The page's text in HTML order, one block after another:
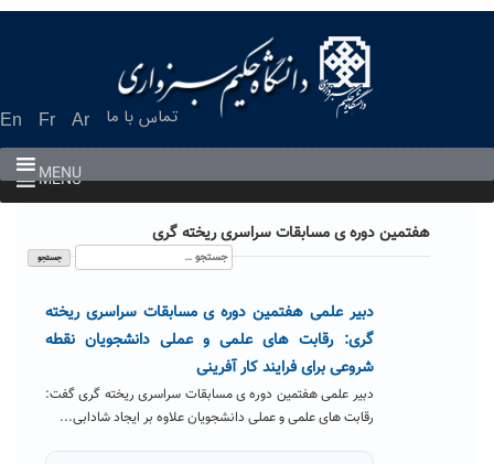
En Fr Ar تماس با ما
MENU
MENU
هفتمین دوره ی مسابقات سراسری ریخته گری
جستجو
برای:
دبیر علمی هفتمین دوره ی مسابقات سراسری ریخته
گری: رقابت های علمی و عملی دانشجویان نقطه
شروعی برای فرایند کار آفرینی
دبیر علمی هفتمین دوره ی مسابقات سراسری ریخته گری گفت:
رقابت های علمی و عملی دانشجویان علاوه بر ایجاد شادابی...